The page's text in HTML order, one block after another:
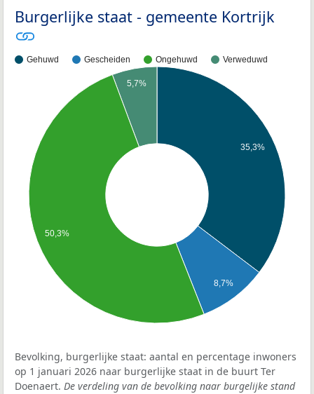
Burgerlijke staat - gemeente Kortrijk
Gehuwd Gescheiden Ongehuwd Verweduwd
35,3%
8,7%
5,7%
50,3%
Bevolking, burgerlijke staat: aantal en percentage inwoners
op 1 januari 2026 naar burgerlijke staat in de buurt Ter
Doenaert. De verdeling van de bevolking naar burgelijke stand